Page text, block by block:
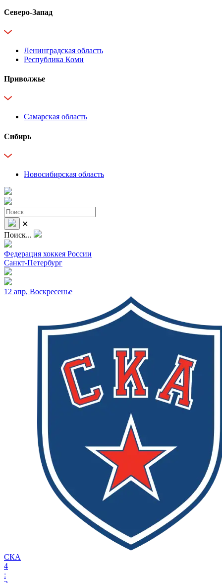
Северо-Запад
Ленинградская область
Республика Коми
Приволжье
Самарская область
Сибирь
Новосибирская область
✕
Поиск...
Федерация хоккея России
Санкт-Петербург
12 апр, Воскресенье
СКА
4
: